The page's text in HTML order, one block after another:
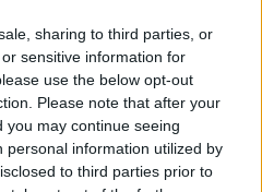
sharing to third parties, or
sensitive information for
use the below opt-out
Please note that after your
may continue seeing
personal information utilized by
to third parties prior to